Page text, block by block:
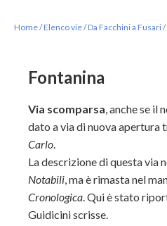
Home/Elenco vie/Da Facchini a Fusari/
Fontanina
Via scomparsa, anche se il
dato a via di nuova apertura
Carlo.
La descrizione di questa via
Notabili, ma è rimasta nel
Cronologica. Qui è stato
Guidicini scrisse.